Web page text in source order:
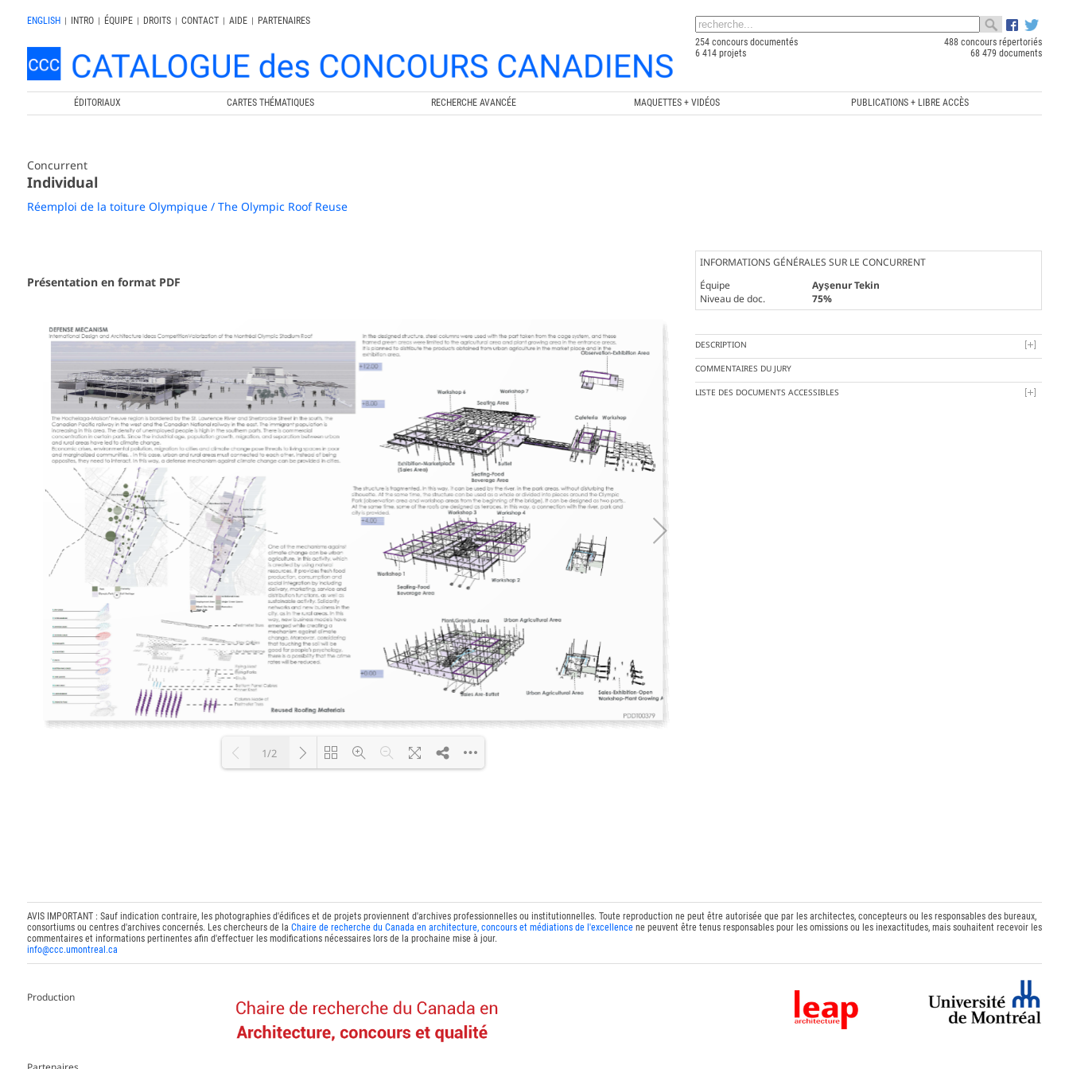
ENGLISH | INTRO | ÉQUIPE | DROITS | CONTACT | AIDE |
PARTENAIRES
254 concours documentés
488 concours répertoriés
6 414 projets
68 479 documents
ÉDITORIAUX CARTES THÉMATIQUES RECHERCHE AVANCÉE MAQUETTES + VIDÉOS PUBLICATIONS + LIBRE ACCÈS
Concurrent
Individual
Réemploi de la toiture Olympique / The Olympic Roof Reuse
Présentation en format PDF
1/2
INFORMATIONS GÉNÉRALES SUR LE CONCURRENT
Équipe
Ayşenur Tekin
Niveau de doc.
75%
DESCRIPTION
COMMENTAIRES DU JURY
LISTE DES DOCUMENTS ACCESSIBLES
AVIS IMPORTANT : Sauf indication contraire, les photographies d'édifices et de projets proviennent d'archives professionnelles ou institutionnelles. Toute reproduction ne peut être autorisée que par les architectes, concepteurs ou les responsables des bureaux,
consortiums ou centres d'archives concernés. Les chercheurs de la Chaire de recherche du Canada en architecture, concours et médiations de l'excellencene peuvent être tenus responsables pour les omissions ou les inexactitudes, mais souhaitent recevoir les
commentaires et informations pertinentes afin d'effectuer les modifications nécessaires lors de la prochaine mise à jour.
info@ccc.umontreal.ca
Production